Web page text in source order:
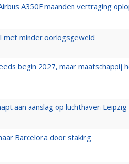
A350F maanden vertraging
met minder oorlogsgeweld
begin 2027, maar maatschappij
aan aanslag op luchthaven Leipzig
Barcelona door staking